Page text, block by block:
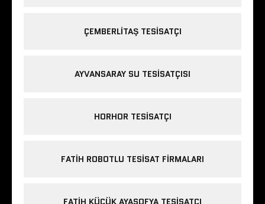
ÇEMBERLITAŞ TESISATÇI
AYVANSARAY SU TESISATÇISI
HORHOR TESISATÇI
FATIH ROBOTLU TESISAT FIRMALARI